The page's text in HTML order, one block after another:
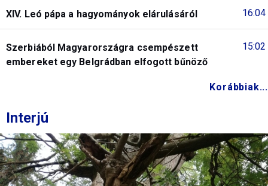
16:04
XIV. Leó pápa a hagyományok elárulásáról
15:02
Szerbiából Magyarországra csempészett
embereket egy Belgrádban elfogott bűnöző
Korábbiak...
Interjú